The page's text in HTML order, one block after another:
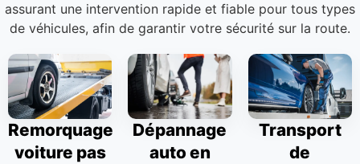
assurant une intervention rapide et fiable pour tous types
de véhicules, afin de garantir votre sécurité sur la route.
Remorquage
voiture pas
Dépannage
auto en
Transport
de